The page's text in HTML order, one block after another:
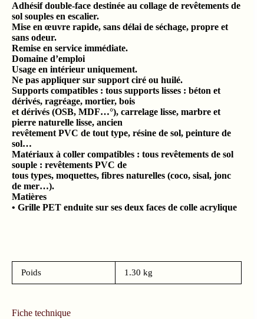
Adhésif double-face destinée au collage de revêtements de
sol souples en escalier.
Mise en œuvre rapide, sans délai de séchage, propre et
sans odeur.
Remise en service immédiate.
Domaine d’emploi
Usage en intérieur uniquement.
Ne pas appliquer sur support ciré ou huilé.
Supports compatibles : tous supports lisses : béton et
dérivés, ragréage, mortier, bois
et dérivés (OSB, MDF…°), carrelage lisse, marbre et
pierre naturelle lisse, ancien
revêtement PVC de tout type, résine de sol, peinture de
sol…
Matériaux à coller compatibles : tous revêtements de sol
souple : revêtements PVC de
tous types, moquettes, fibres naturelles (coco, sisal, jonc
de mer…).
Matières
• Grille PET enduite sur ses deux faces de colle acrylique
Poids 1.30 kg
Fiche technique